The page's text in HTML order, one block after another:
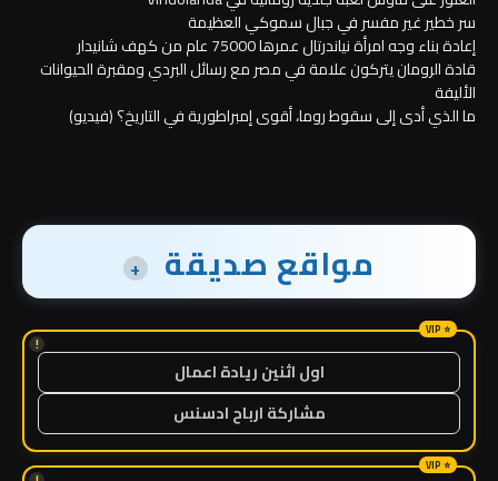
سر خطير غير مفسر في جبال سموكي العظيمة
إعادة بناء وجه امرأة نياندرتال عمرها 75000 عام من كهف شانيدار
قادة الرومان يتركون علامة في مصر مع رسائل البردي ومقبرة الحيوانات
الأليفة
ما الذي أدى إلى سقوط روما، أقوى إمبراطورية في التاريخ؟ (فيديو)
مواقع صديقة +
!
اول اثنين ريادة اعمال
مشاركة ارباح ادسنس